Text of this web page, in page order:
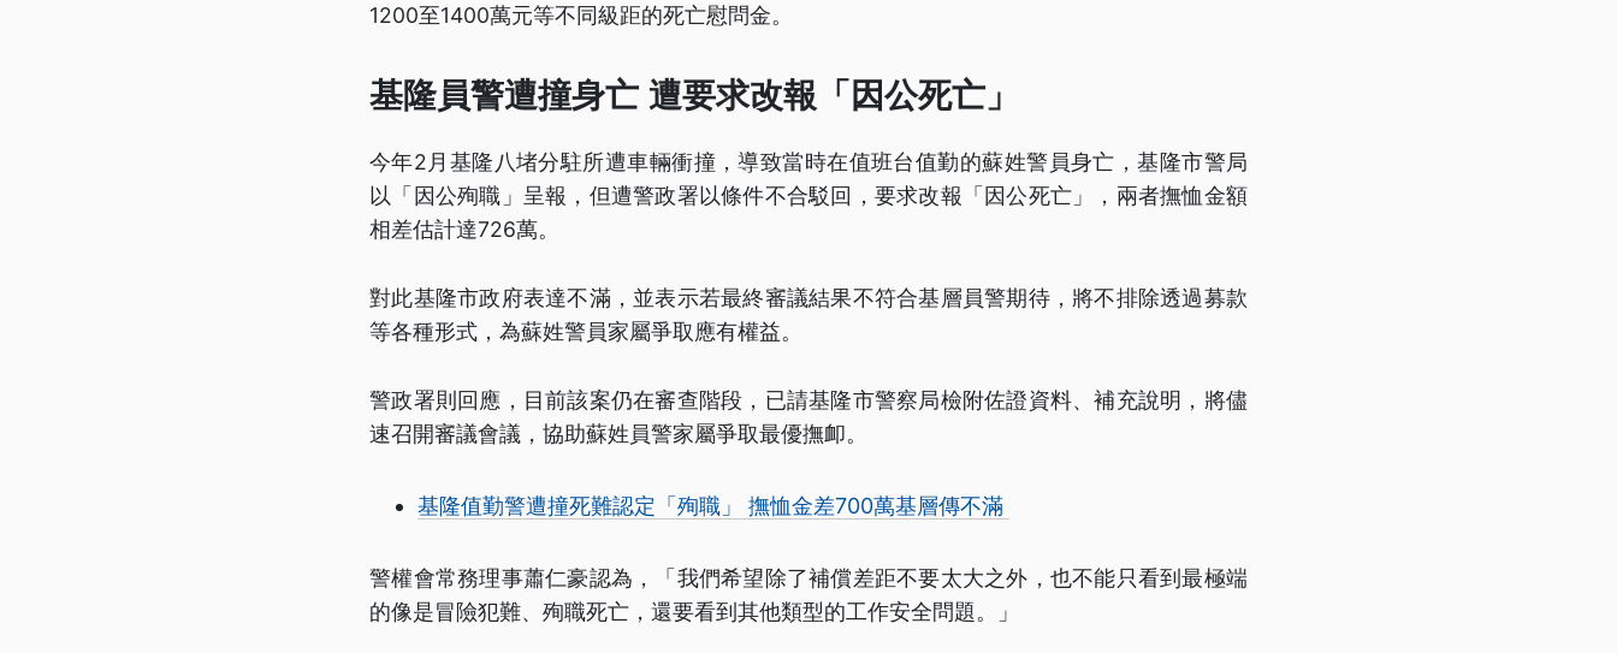
1200至1400萬元等不同級距的死亡慰問金。
基隆員警遭撞身亡 遭要求改報「因公死亡」
今年2月基隆八堵分駐所遭車輛衝撞，導致當時在值班台值勤的蘇姓警員身亡，基隆市警局
以「因公殉職」呈報，但遭警政署以條件不合駁回，要求改報「因公死亡」，兩者撫恤金額
相差估計達726萬。
對此基隆市政府表達不滿，並表示若最終審議結果不符合基層員警期待，將不排除透過募款
等各種形式，為蘇姓警員家屬爭取應有權益。
警政署則回應，目前該案仍在審查階段，已請基隆市警察局檢附佐證資料、補充說明，將儘
速召開審議會議，協助蘇姓員警家屬爭取最優撫卹。
基隆值勤警遭撞死難認定「殉職」 撫恤金差700萬基層傳不滿
警權會常務理事蕭仁豪認為，「我們希望除了補償差距不要太大之外，也不能只看到最極端
的像是冒險犯難、殉職死亡，還要看到其他類型的工作安全問題。」